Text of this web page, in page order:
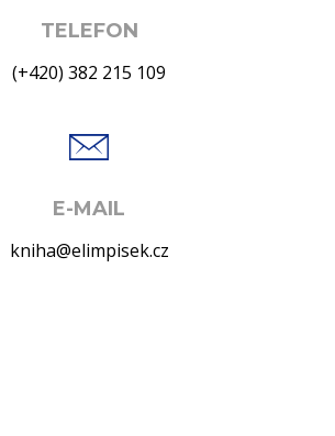
TELEFON
(+420) 382 215 109
E-MAIL
kniha@elimpisek.cz